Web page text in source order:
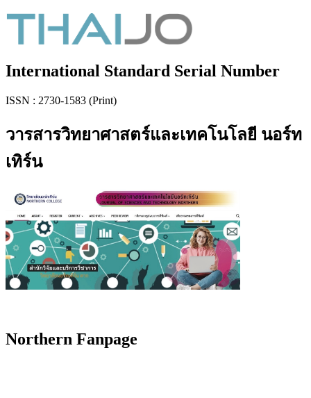
International Standard Serial Number
ISSN : 2730-1583 (Print)
วารสารวิทยาศาสตร์และเทคโนโลยี นอร์ท
เทิร์น
Northern Fanpage